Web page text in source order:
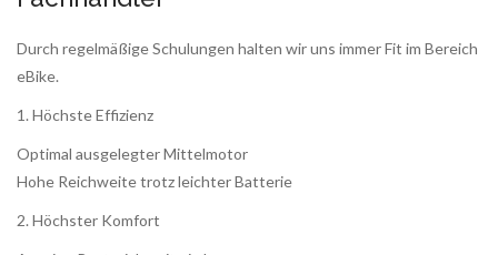
Durch regelmäßige Schulungen halten wir uns immer Fit im Bereich
eBike.
1. Höchste Effizienz
Optimal ausgelegter Mittelmotor
Hohe Reichweite trotz leichter Batterie
2. Höchster Komfort